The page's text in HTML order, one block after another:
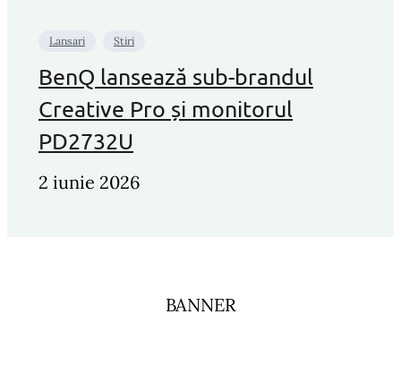
Lansari Stiri
BenQ lansează sub-brandul
Creative Pro și monitorul
PD2732U
2 iunie 2026
BANNER